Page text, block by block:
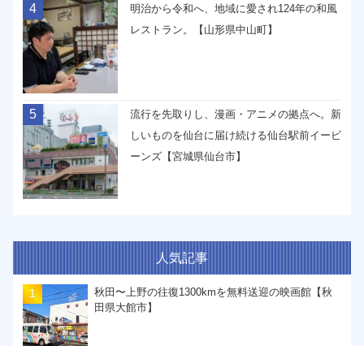
4
明治から令和へ、地域に愛され124年の和風
レストラン。【山形県中山町】
5
流行を先取りし、漫画・アニメの拠点へ。新
しいものを仙台に届け続ける仙台駅前イービ
ーンズ【宮城県仙台市】
人気記事
秋田〜上野の往復1300kmを無料送迎の映画館【秋
田県大館市】